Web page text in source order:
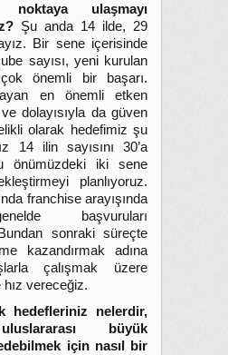
ulaşmayı
Şu anda 14 ilde, 29
Bir sene içerisinde
sayısı, yeni kurulan
önemli bir başarı.
en önemli etken
dolayısıyla da güven
olarak hedefimiz şu
14 ilin sayısını 30’a
önümüzdeki iki sene
planlıyoruz.
franchise arayışında
başvuruları
sonraki süreçte
kazandırmak adına
çalışmak üzere
hız vereceğiz.
hedefleriniz nelerdir,
büyük
için nasıl bir